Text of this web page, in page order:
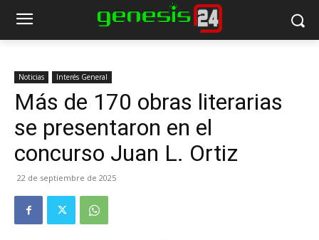
Noticias Interés General
Más de 170 obras literarias
se presentaron en el
concurso Juan L. Ortiz
22 de septiembre de 2025